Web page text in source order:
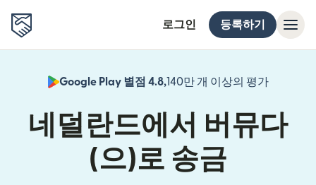
로그인 등록하기
Google Play 별점 4.8,140만 개 이상의 평가
네덜란드에서 버뮤다
(으)로 송금